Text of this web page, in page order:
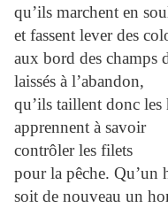
qu’ils marchent en
et fassent lever des
aux bord des champs
laissés à l’abandon,
qu’ils taillent donc les
apprennent à savoir
contrôler les filets
pour la pêche. Qu’un
soit de nouveau un